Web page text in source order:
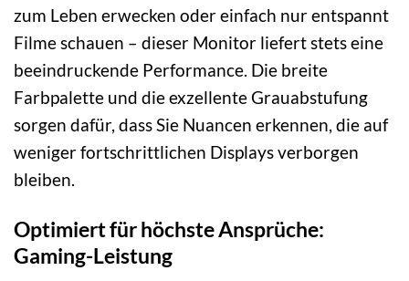
zum Leben erwecken oder einfach nur entspannt
Filme schauen – dieser Monitor liefert stets eine
beeindruckende Performance. Die breite
Farbpalette und die exzellente Grauabstufung
sorgen dafür, dass Sie Nuancen erkennen, die auf
weniger fortschrittlichen Displays verborgen
bleiben.
Optimiert für höchste Ansprüche:
Gaming-Leistung